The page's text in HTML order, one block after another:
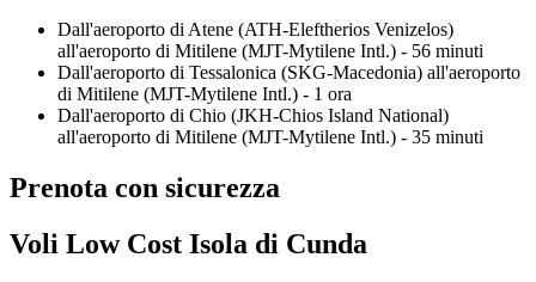
Dall'aeroporto di Atene (ATH-Eleftherios Venizelos)
all'aeroporto di Mitilene (MJT-Mytilene Intl.) - 56 minuti
Dall'aeroporto di Tessalonica (SKG-Macedonia) all'aeroporto
di Mitilene (MJT-Mytilene Intl.) - 1 ora
Dall'aeroporto di Chio (JKH-Chios Island National)
all'aeroporto di Mitilene (MJT-Mytilene Intl.) - 35 minuti
Prenota con sicurezza
Voli Low Cost Isola di Cunda